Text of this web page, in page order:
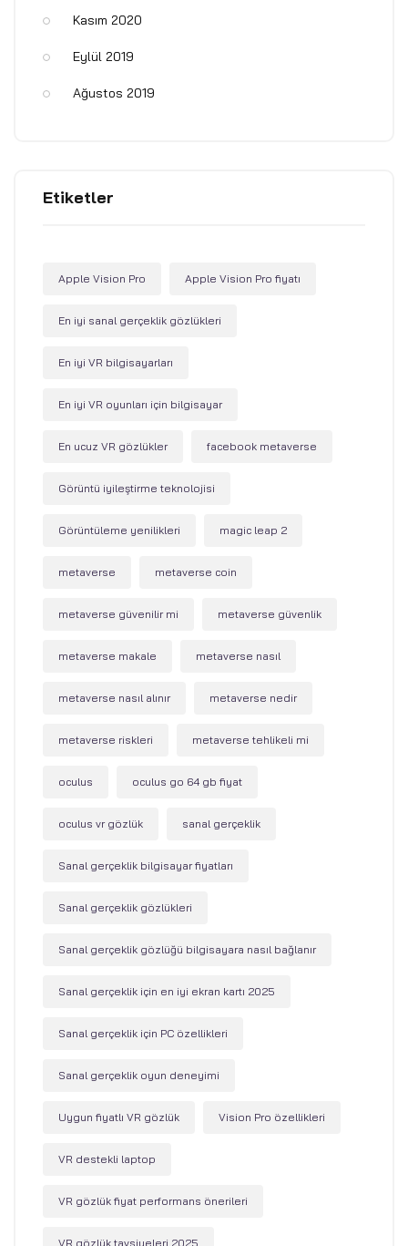
Kasım 2020
Eylül 2019
Ağustos 2019
Etiketler
Apple Vision Pro Apple Vision Pro fiyatı
En iyi sanal gerçeklik gözlükleri
En iyi VR bilgisayarları
En iyi VR oyunları için bilgisayar
En ucuz VR gözlükler facebook metaverse
Görüntü iyileştirme teknolojisi
Görüntüleme yenilikleri magic leap 2
metaverse metaverse coin
metaverse güvenilir mi metaverse güvenlik
metaverse makale metaverse nasıl
metaverse nasıl alınır metaverse nedir
metaverse riskleri metaverse tehlikeli mi
oculus oculus go 64 gb fiyat
oculus vr gözlük sanal gerçeklik
Sanal gerçeklik bilgisayar fiyatları
Sanal gerçeklik gözlükleri
Sanal gerçeklik gözlüğü bilgisayara nasıl bağlanır
Sanal gerçeklik için en iyi ekran kartı 2025
Sanal gerçeklik için PC özellikleri
Sanal gerçeklik oyun deneyimi
Uygun fiyatlı VR gözlük Vision Pro özellikleri
VR destekli laptop
VR gözlük fiyat performans önerileri
VR gözlük tavsiyeleri 2025